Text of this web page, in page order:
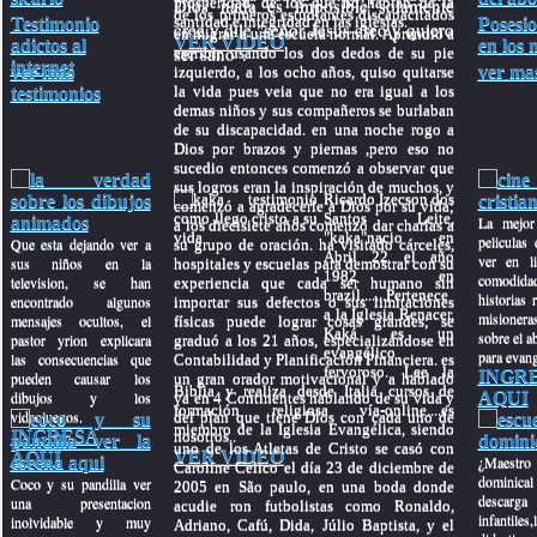
cree y dile "señor Jesus creo y quiero
ser sano".
Testimonio
adictos al
internet
ver mas
testimonios
Que esta dejando ver a
sus niños en la
television, se han
encontrado algunos
mensajes ocultos, el
pastor yrion explicara
las consecuencias que
pueden causar los
dibujos y los
videojuegos.
INGRESA
AQUI
Coco y su pandilla ver
una presentacion
inolvidable y muy
santidad e integridad en las iglesias.
VER VIDEO
de los primeros estudiantes discapacitados
en migrar a una escuela normal. Aprendió a
escribir usando los dos dedos de su pie
izquierdo, a los ocho años, quiso quitarse
la vida pues veia que no era igual a los
demas niños y sus compañeros se burlaban
de su discapacidad. en una noche rogo a
Dios por brazos y piernas ,pero eso no
sucedio entonces comenzó a observar que
sus logros eran la inspiración de muchos, y
comenzó a agradecerle a Dios por su vida;
a los diecisiete años comenzó dar charlas a
su grupo de oración. ha visitado cárceles,
hospitales y escuelas para demostrar con su
experiencia que cada ser humano sin
importar sus defectos o sus limitaciones
físicas puede lograr cosas grandes; se
graduó a los 21 años, especializándose en
Contabilidad y Planificación Financiera. es
un gran orador motivacional y a hablado
ya en 4 Continentes hablando de su vida y
del plan que tiene Dios con cada uno de
nosotros..
VER VIDEO
Ricardo Izecson dos
Santos Leite,
"kaka"nacio en
Abril 22 el año
1982 en
brazil.......Pertenece
a la Iglesia Renacer,
Kaká es un
evangélico
fervoroso. Lee la
Biblia y realiza desde Italia cursos de
formación religiosa vía-online....es
miembro de la Iglesia Evangélica, siendo
uno de los Atletas de Cristo se casó con
Caroline Celico el día 23 de diciembre de
2005 en São paulo, en una boda donde
acudie ron futbolistas como Ronaldo,
Adriano, Cafú, Dida, Júlio Baptista, y el
en los
ver
La
peliculas
ver en
historias
sobre el
para
AQUI